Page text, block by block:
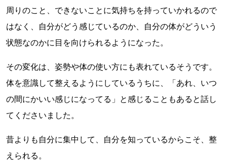
周りのこと、できないことに気持ちを持っていかれるので
はなく、自分がどう感じているのか、自分の体がどういう
状態なのかに目を向けられるようになった。
その変化は、姿勢や体の使い方にも表れているそうです。
体を意識して整えるようにしているうちに、「あれ、いつ
の間にかいい感じになってる」と感じることもあると話し
てくださいました。
昔よりも自分に集中して、自分を知っているからこそ、整
えられる。